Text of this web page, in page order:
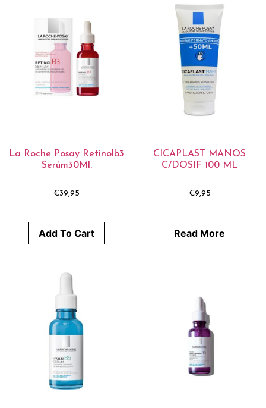
La Roche Posay Retinolb3
Serúm30Ml.
€39,95
Add To Cart
CICAPLAST MANOS
C/DOSIF 100 ML
€9,95
Read More